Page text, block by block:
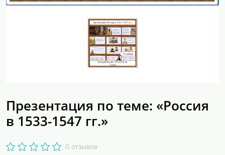
Презентация по теме: «Россия
в 1533-1547 гг.»
0 отзывов